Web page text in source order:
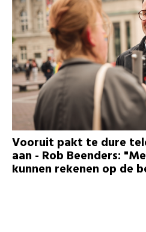
Vooruit pakt te dure
aan - Rob Beenders:
kunnen rekenen op de